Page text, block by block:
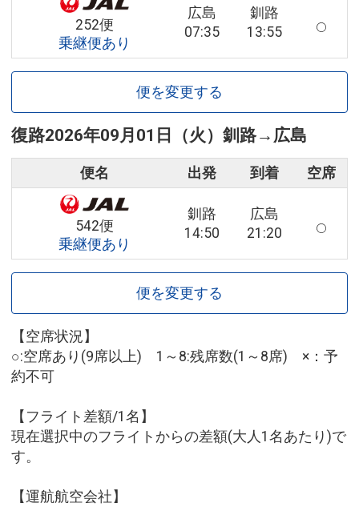
252便
乗継便あり
広島
07:35
釧路
13:55
便を変更する
復路2026年09月01日（火） 釧路→ 広島
便名 出発 到着 空席
542便
乗継便あり
釧路
14:50
広島
21:20
便を変更する
【空席状況】
○:空席あり(9席以上) 1～8:残席数(1～8席) ×：予
約不可
【フライト差額/1名】
現在選択中のフライトからの差額(大人1名あたり)で
す。
【運航航空会社】